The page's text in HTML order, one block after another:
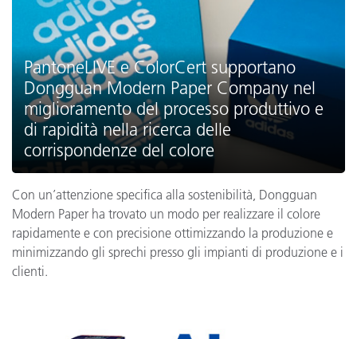
PantoneLIVE e ColorCert supportano
Dongguan Modern Paper Company nel
miglioramento del processo produttivo e
di rapidità nella ricerca delle
corrispondenze del colore
Con un’attenzione specifica alla sostenibilità, Dongguan
Modern Paper ha trovato un modo per realizzare il colore
rapidamente e con precisione ottimizzando la produzione e
minimizzando gli sprechi presso gli impianti di produzione e i
clienti.